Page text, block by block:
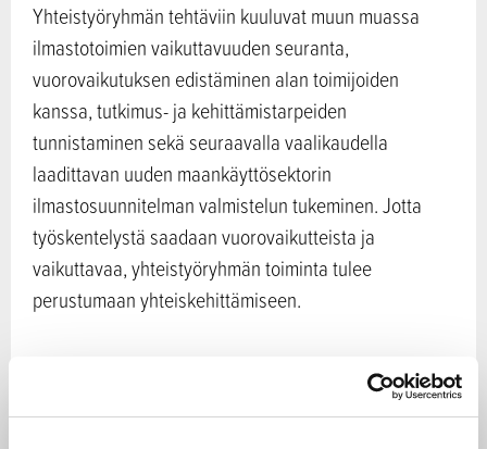
Yhteistyöryhmän tehtäviin kuuluvat muun muassa
ilmastotoimien vaikuttavuuden seuranta,
vuorovaikutuksen edistäminen alan toimijoiden
kanssa, tutkimus- ja kehittämistarpeiden
tunnistaminen sekä seuraavalla vaalikaudella
laadittavan uuden maankäyttösektorin
ilmastosuunnitelman valmistelun tukeminen. Jotta
työskentelystä saadaan vuorovaikutteista ja
vaikuttavaa, yhteistyöryhmän toiminta tulee
perustumaan yhteiskehittämiseen.
Ryhmä kokoontuu noin 2–4 kertaa vuodessa.
Puheenjohtajana toimii MMM:n luonnonvaraosaston